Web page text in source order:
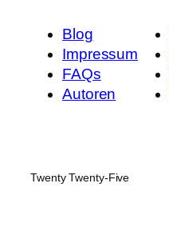
Blog
Impressum
FAQs
Autoren
Twenty Twenty-Five